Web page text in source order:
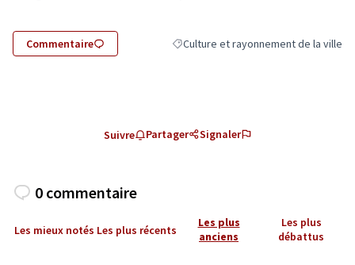
Commentaire Filtrer les résultats de la catégorie :
Culture et rayonnement de la ville
Suivre Partager Signaler
0 commentaire
Les mieux notés Les plus récents
Les plus
anciens
Les plus
débattus